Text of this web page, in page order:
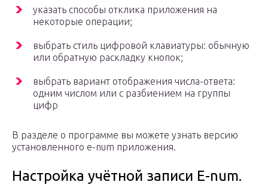
указать способы отклика приложения на
некоторые операции;
выбрать стиль цифровой клавиатуры: обычную
или обратную раскладку кнопок;
выбрать вариант отображения числа-ответа:
одним числом или с разбиением на группы
цифр
В разделе о программе вы можете узнать версию
установленного e-num приложения.
Настройка учётной записи E-num.